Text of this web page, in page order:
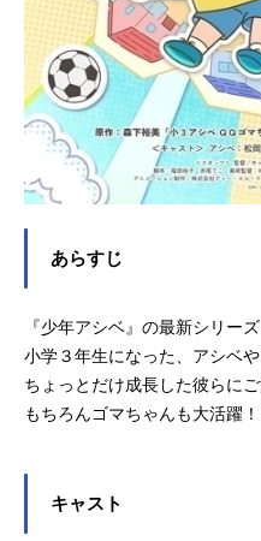
あらすじ
『少年アシベ』の最新シリーズ
小学３年生になった、アシベや
ちょっとだけ成長した彼らにご
もちろんゴマちゃんも大活躍！
キャスト